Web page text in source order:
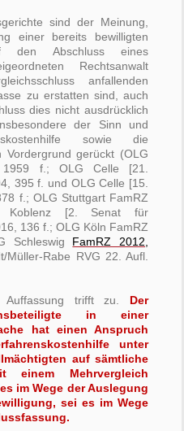
sind der Meinung,
einer bereits bewilligten
den Abschluss eines
Rechtsanwalt
anfallenden
zu erstatten sind, auch
dies nicht ausdrücklich
der Sinn und
sowie die
Vordergrund gerückt (OLG
f.; OLG Celle [21.
395 f. und OLG Celle [15.
f.; OLG Stuttgart FamRZ
[2. Senat für
136 f.; OLG Köln FamRZ
Schleswig FamRZ 2012,
Müller-Rabe RVG 22. Aufl.
trifft zu. Der
in einer
hat einen Anspruch
unter
auf sämtliche
einem Mehrvergleich
im Wege der Auslegung
sei es im Wege